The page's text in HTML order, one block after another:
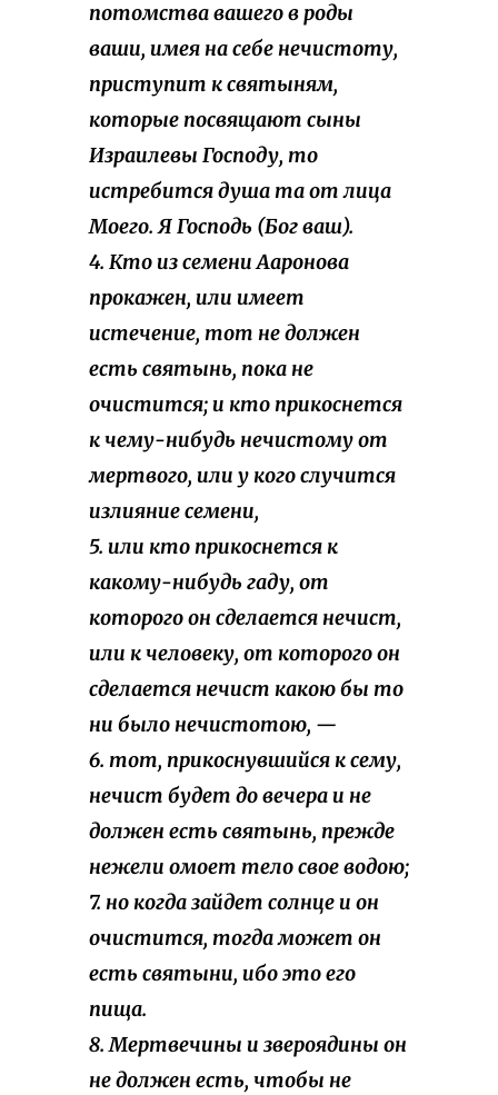
потомства вашего в роды
ваши, имея на себе нечистоту,
приступит к святыням,
которые посвящают сыны
Израилевы Господу, то
истребится душа та от лица
Моего. Я Господь (Бог ваш).
4. Кто из семени Ааронова
прокажен, или имеет
истечение, тот не должен
есть святынь, пока не
очистится; и кто прикоснется
к чему-нибудь нечистому от
мертвого, или у кого случится
излияние семени,
5. или кто прикоснется к
какому-нибудь гаду, от
которого он сделается нечист,
или к человеку, от которого он
сделается нечист какою бы то
ни было нечистотою, —
6. тот, прикоснувшийся к сему,
нечист будет до вечера и не
должен есть святынь, прежде
нежели омоет тело свое водою;
7. но когда зайдет солнце и он
очистится, тогда может он
есть святыни, ибо это его
пища.
8. Мертвечины и звероядины он
не должен есть, чтобы не